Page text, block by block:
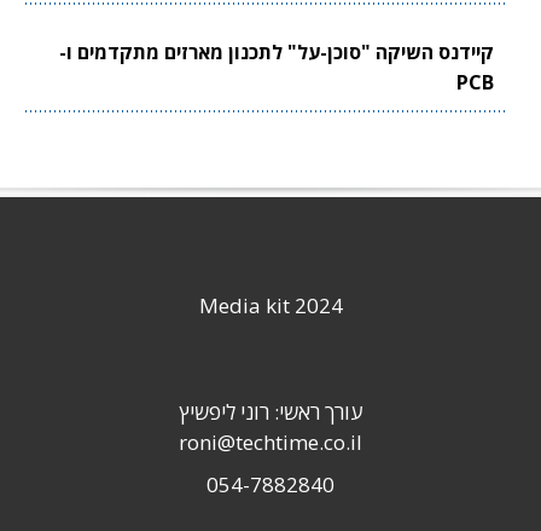
קיידנס השיקה "סוכן-על" לתכנון מארזים מתקדמים ו-
PCB
Media kit 2024
עורך ראשי: רוני ליפשיץ
roni@techtime.co.il
054-7882840